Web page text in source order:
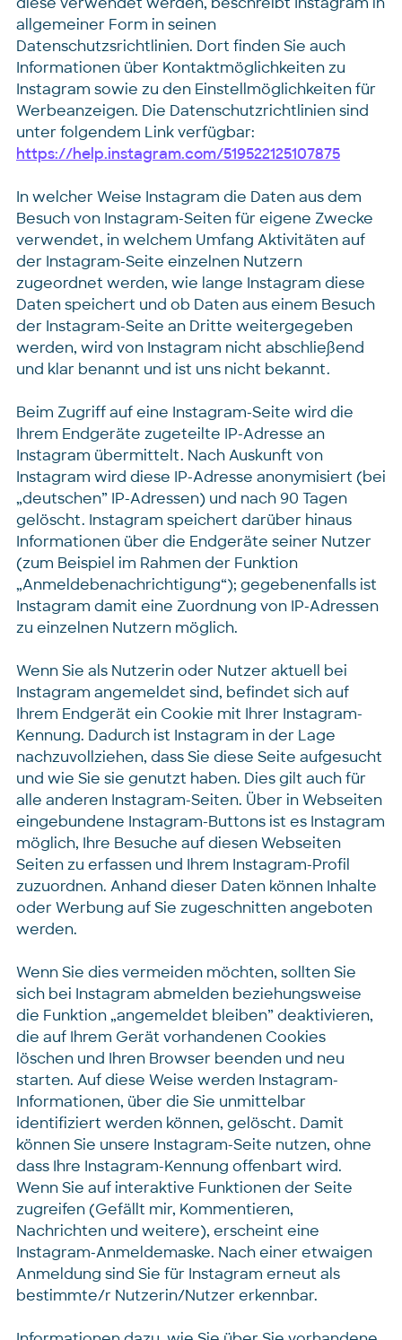
allgemeiner Form in seinen
Datenschutzsrichtlinien. Dort finden Sie auch
Informationen über Kontaktmöglichkeiten zu
Instagram sowie zu den Einstellmöglichkeiten für
Werbeanzeigen. Die Datenschutzrichtlinien sind
unter folgendem Link verfügbar:
https://help.instagram.com/519522125107875
In welcher Weise Instagram die Daten aus dem
Besuch von Instagram-Seiten für eigene Zwecke
verwendet, in welchem Umfang Aktivitäten auf
der Instagram-Seite einzelnen Nutzern
zugeordnet werden, wie lange Instagram diese
Daten speichert und ob Daten aus einem Besuch
der Instagram-Seite an Dritte weitergegeben
werden, wird von Instagram nicht abschließend
und klar benannt und ist uns nicht bekannt.
Beim Zugriff auf eine Instagram-Seite wird die
Ihrem Endgeräte zugeteilte IP-Adresse an
Instagram übermittelt. Nach Auskunft von
Instagram wird diese IP-Adresse anonymisiert (bei
„deutschen” IP-Adressen) und nach 90 Tagen
gelöscht. Instagram speichert darüber hinaus
Informationen über die Endgeräte seiner Nutzer
(zum Beispiel im Rahmen der Funktion
„Anmeldebenachrichtigung“); gegebenenfalls ist
Instagram damit eine Zuordnung von IP-Adressen
zu einzelnen Nutzern möglich.
Wenn Sie als Nutzerin oder Nutzer aktuell bei
Instagram angemeldet sind, befindet sich auf
Ihrem Endgerät ein Cookie mit Ihrer Instagram-
Kennung. Dadurch ist Instagram in der Lage
nachzuvollziehen, dass Sie diese Seite aufgesucht
und wie Sie sie genutzt haben. Dies gilt auch für
alle anderen Instagram-Seiten. Über in Webseiten
eingebundene Instagram-Buttons ist es Instagram
möglich, Ihre Besuche auf diesen Webseiten
Seiten zu erfassen und Ihrem Instagram-Profil
zuzuordnen. Anhand dieser Daten können Inhalte
oder Werbung auf Sie zugeschnitten angeboten
werden.
Wenn Sie dies vermeiden möchten, sollten Sie
sich bei Instagram abmelden beziehungsweise
die Funktion „angemeldet bleiben” deaktivieren,
die auf Ihrem Gerät vorhandenen Cookies
löschen und Ihren Browser beenden und neu
starten. Auf diese Weise werden Instagram-
Informationen, über die Sie unmittelbar
identifiziert werden können, gelöscht. Damit
können Sie unsere Instagram-Seite nutzen, ohne
dass Ihre Instagram-Kennung offenbart wird.
Wenn Sie auf interaktive Funktionen der Seite
zugreifen (Gefällt mir, Kommentieren,
Nachrichten und weitere), erscheint eine
Instagram-Anmeldemaske. Nach einer etwaigen
Anmeldung sind Sie für Instagram erneut als
bestimmte/r Nutzerin/Nutzer erkennbar.